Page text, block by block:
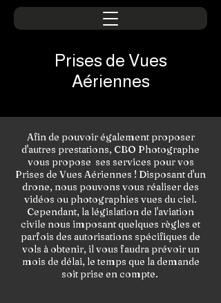
Prises de Vues
Aériennes
Afin de pouvoir également proposer
d'autres prestations, CBO Photographe
vous propose ses services pour vos
Prises de Vues Aériennes ! Disposant d'un
drone, nous pouvons vous réaliser des
vidéos ou photographies vues du ciel.
Cependant, la législation de l'aviation
civile nous imposant quelques règles et
parfois des autorisations spécifiques de
vols à obtenir, il vous faudra prévoir un
mois de délai, le temps que la demande
soit prise en compte.